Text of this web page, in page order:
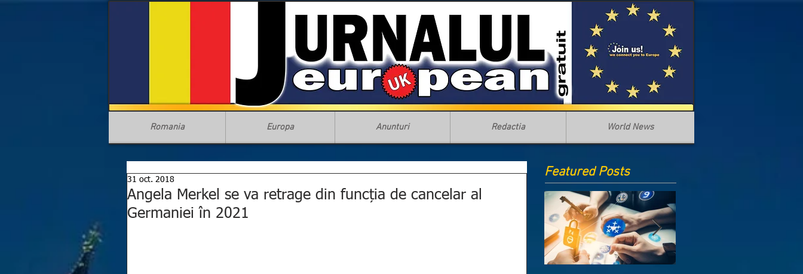
Romania Europa Anunturi Redactia World News
Angela Merkel se va retrage din funcția de cancelar al
Germaniei în 2021
31 oct. 2018 Featured Posts